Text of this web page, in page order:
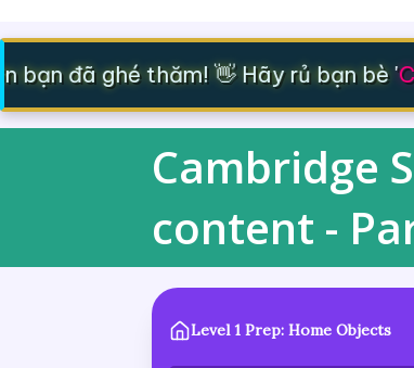
bạn đã ghé thăm! 👋 Hãy rủ bạn bè '
Cambridge
content -
Level 1 Prep: Home Objects